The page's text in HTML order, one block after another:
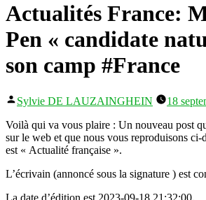
Actualités France:
Pen « candidate
son camp #France
Publié
Sylvie DE LAUZAINGHEIN
18
Voilà qui va vous plaire : Un nouveau post
sur le web et que nous vous reproduisons ci-
est « Actualité française ».
L’écrivain (annoncé sous la signature ) est
La date d’édition est 2023-09-18 21:32:00.